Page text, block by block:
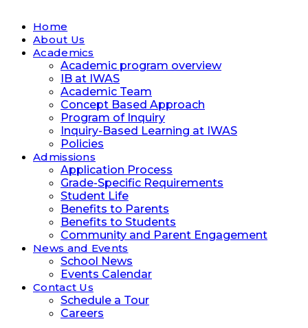
Home
About Us
Academics
Academic program overview
IB at IWAS
Academic Team
Concept Based Approach
Program of Inquiry
Inquiry-Based Learning at IWAS
Policies
Admissions
Application Process
Grade-Specific Requirements
Student Life
Benefits to Parents
Benefits to Students
Community and Parent Engagement
News and Events
School News
Events Calendar
Contact Us
Schedule a Tour
Careers